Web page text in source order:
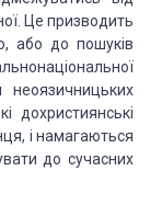
Це призводить
або до пошуків
неоязичницьких
дохристиянські
і намагаються
до сучасних